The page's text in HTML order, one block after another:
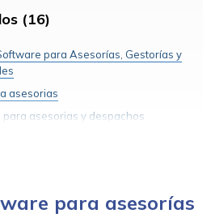
(16)
para Asesorías, Gestorías y
asesorias
asesorias y despachos
y despachospara asesorías